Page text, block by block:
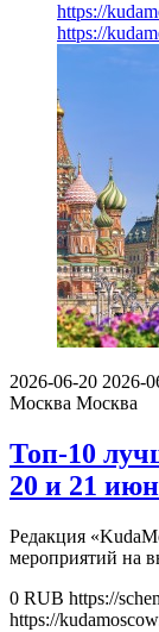
https://
https://
2026-06-20 2026-
Москва Москва
Топ-10
20 и 21
Редакция
мероприятий на
0 RUB https://
https://